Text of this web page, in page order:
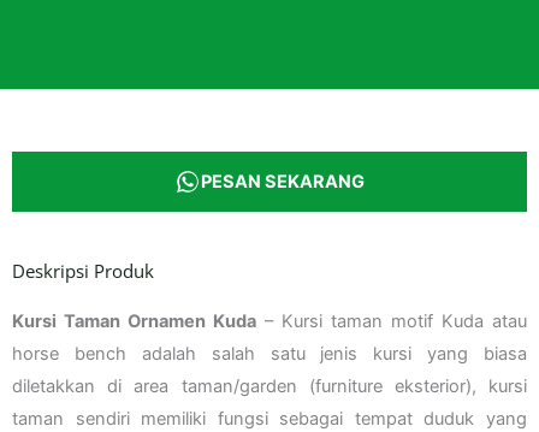
PESAN SEKARANG
Deskripsi Produk
Kursi Taman Ornamen Kuda – Kursi taman motif Kuda atau
horse bench adalah salah satu jenis kursi yang biasa
diletakkan di area taman/garden (furniture eksterior), kursi
taman sendiri memiliki fungsi sebagai tempat duduk yang